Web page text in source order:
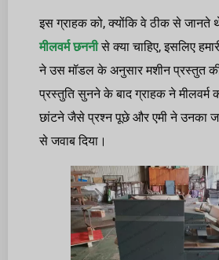
इस ग्राहक को, क्योंकि वे ठीक से जानते
मीलवर्म छननीसे क्या चाहिए, इसलिए
ने उस मॉडल के अनुसार मशीन प्रस्तुत की
प्रस्तुति सुनने के बाद ग्राहक ने
छांटने जैसे प्रश्न पूछे और एमी ने उनका
से जवाब दिया।